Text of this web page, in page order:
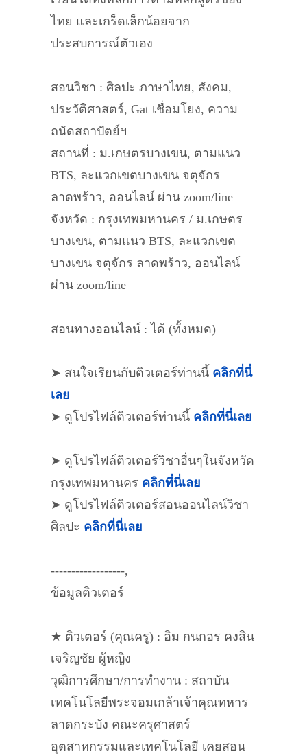
ไทย และเกร็ดเล็กน้อยจาก
ประสบการณ์ตัวเอง
สอนวิชา : ศิลปะ ภาษาไทย, สังคม,
ประวัติศาสตร์, Gat เชื่อมโยง, ความ
ถนัดสถาปัตย์ฯ
สถานที่ : ม.เกษตรบางเขน, ตามแนว
BTS, ละแวกเขตบางเขน จตุจักร
ลาดพร้าว, ออนไลน์ ผ่าน zoom/line
จังหวัด : กรุงเทพมหานคร / ม.เกษตร
บางเขน, ตามแนว BTS, ละแวกเขต
บางเขน จตุจักร ลาดพร้าว, ออนไลน์
ผ่าน zoom/line
สอนทางออนไลน์ : ได้ (ทั้งหมด)
➤ สนใจเรียนกับติวเตอร์ท่านนี้ คลิกที่นี่
เลย
➤ ดูโปรไฟล์ติวเตอร์ท่านนี้ คลิกที่นี่เลย
➤ ดูโปรไฟล์ติวเตอร์วิชาอื่นๆในจังหวัด
กรุงเทพมหานคร คลิกที่นี่เลย
➤ ดูโปรไฟล์ติวเตอร์สอนออนไลน์วิชา
ศิลปะ คลิกที่นี่เลย
------------------,
ข้อมูลติวเตอร์
★ ติวเตอร์ (คุณครู) : อิม กนกอร คงสิน
เจริญชัย ผู้หญิง
วุฒิการศึกษา/การทำงาน : สถาบัน
เทคโนโลยีพระจอมเกล้าเจ้าคุณทหาร
ลาดกระบัง คณะครุศาสตร์
อุตสาหกรรมและเทคโนโลยี เคยสอน